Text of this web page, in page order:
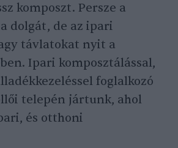
komposzt. Persze a
dolgát, de az ipari
távlatokat nyit a
Ipari komposztálással,
foglalkozó
telepén jártunk, ahol
és otthoni